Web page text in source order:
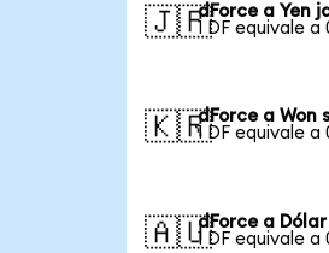
🇯🇵dForce a Yen
1 DF equivale a
🇰🇷dForce a Won
1 DF equivale a
🇦🇺dForce a
1 DF equivale a